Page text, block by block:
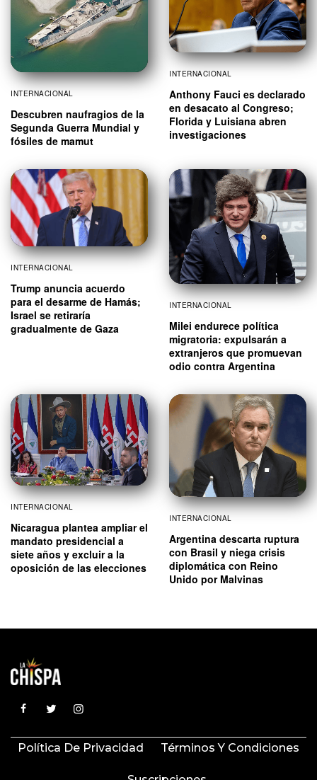
INTERNACIONAL
Descubren naufragios de la
Segunda Guerra Mundial y
fósiles de mamut
INTERNACIONAL
Anthony Fauci es declarado
en desacato al Congreso;
Florida y Luisiana abren
investigaciones
INTERNACIONAL
Trump anuncia acuerdo
para el desarme de Hamás;
Israel se retiraría
gradualmente de Gaza
INTERNACIONAL
Milei endurece política
migratoria: expulsarán a
extranjeros que promuevan
odio contra Argentina
INTERNACIONAL
Nicaragua plantea ampliar el
mandato presidencial a
siete años y excluir a la
oposición de las elecciones
INTERNACIONAL
Argentina descarta ruptura
con Brasil y niega crisis
diplomática con Reino
Unido por Malvinas
Política De Privacidad Términos Y Condiciones